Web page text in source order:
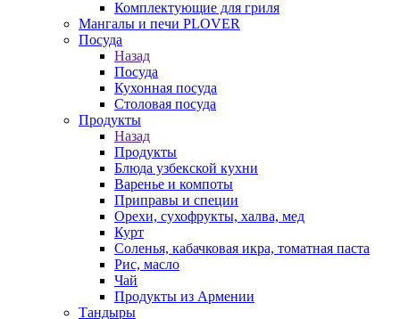
Комплектующие для гриля
Мангалы и печи PLOVER
Посуда
Назад
Посуда
Кухонная посуда
Столовая посуда
Продукты
Назад
Продукты
Блюда узбекской кухни
Варенье и компоты
Приправы и специи
Орехи, сухофрукты, халва, мед
Курт
Соленья, кабачковая икра, томатная паста
Рис, масло
Чай
Продукты из Армении
Тандыры